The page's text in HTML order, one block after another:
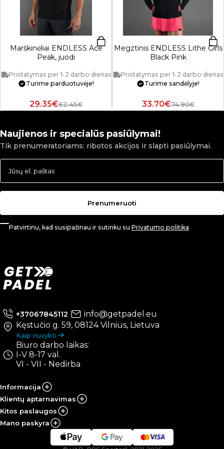
Marškinėliai ENDLESS Ace
Peak, juodi
Pristatymas per 1-2 darbo dienas
Turime parduotuvėje!
29.35€62.45€
Megztinis ENDLESS Lithe Girls
Black Pink
Pristatymas per 1-2 darbo dienas
Turime sandėlyje!
33.70€74.90€
Naujienos ir specialūs pasiūlymai!
Tik prenumeratoriams: ribotos akcijos ir slapti pasiūlymai.
Patvirtinu, kad susipažinau ir sutinku su Privatumo politika
Prenumeruoti
+37067845112
info@getpadel.eu
Kęstučio g. 59, 08124 Vilnius, Lietuva
Kaip nuvykti
Biuro darbo laikas:
I-V 8-17 val.
VI - VII - Nedirba
Informacija
Klientų aptarnavimas
Kitos paslaugos
Mano paskyra